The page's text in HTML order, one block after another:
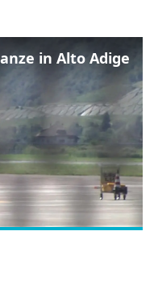
in Alto Adige